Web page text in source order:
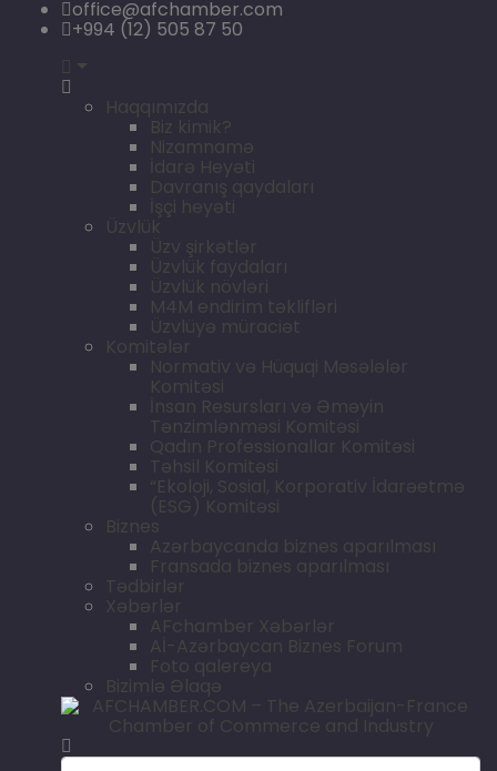
office@afchamber.com
+994 (12) 505 87 50
Haqqımızda
Biz kimik?
Nizamnamə
İdarə Heyəti
Davranış qaydaları
İşçi heyəti
Üzvlük
Üzv şirkətlər
Üzvlük faydaları
Üzvlük növləri
M4M endirim təklifləri
Üzvlüyə müraciət
Komitələr
Normativ və Hüquqi Məsələlər
Komitəsi
İnsan Resursları və Əməyin
Tənzimlənməsi Komitəsi
Qadın Professionallar Komitəsi
Təhsil Komitəsi
“Ekoloji, Sosial, Korporativ İdarəetmə
(ESG) Komitəsi
Biznes
Azərbaycanda biznes aparılması
Fransada biznes aparılması
Tədbirlər
Xəbərlər
AFchamber Xəbərlər
Aİ-Azərbaycan Biznes Forum
Foto qalereya
Bizimlə Əlaqə